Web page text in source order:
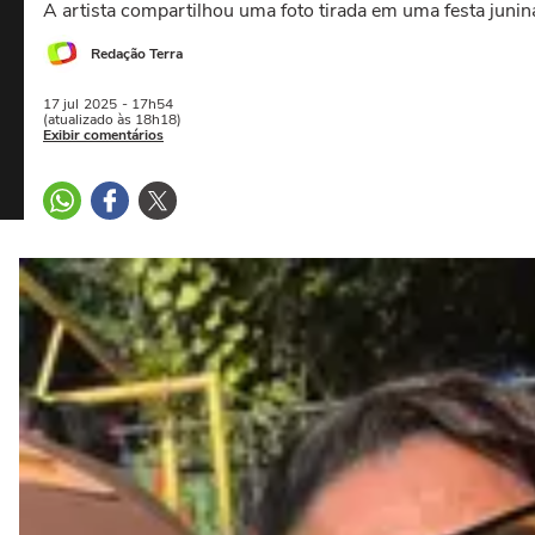
A artista compartilhou uma foto tirada em uma festa
Redação Terra
17 jul 2025 - 17h54
(atualizado às 18h18)
Exibir comentários